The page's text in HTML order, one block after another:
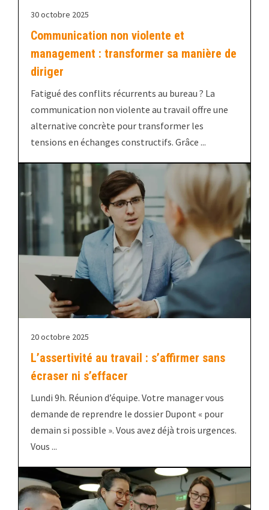
30 octobre 2025
Communication non violente et
management : transformer sa manière de
diriger
Fatigué des conflits récurrents au bureau ? La
communication non violente au travail offre une
alternative concrète pour transformer les
tensions en échanges constructifs. Grâce ...
20 octobre 2025
L’assertivité au travail : s’affirmer sans
écraser ni s’effacer
Lundi 9h. Réunion d’équipe. Votre manager vous
demande de reprendre le dossier Dupont « pour
demain si possible ». Vous avez déjà trois urgences.
Vous ...